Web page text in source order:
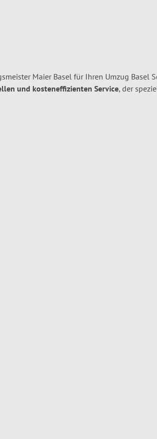
Maier Basel für Ihren Umzug Basel
und kosteneffizienten Service, der